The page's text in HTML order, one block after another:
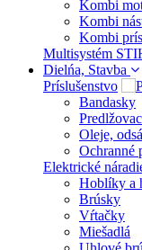
Kombi
Kombi
Kombi
Multisystém
Dielńa, Stavba
Príslušenstvo
Bandasky
Oleje,
Ochranné
Elektrické
Hoblíky a
Brúsky
Vŕtačky
Miešadlá